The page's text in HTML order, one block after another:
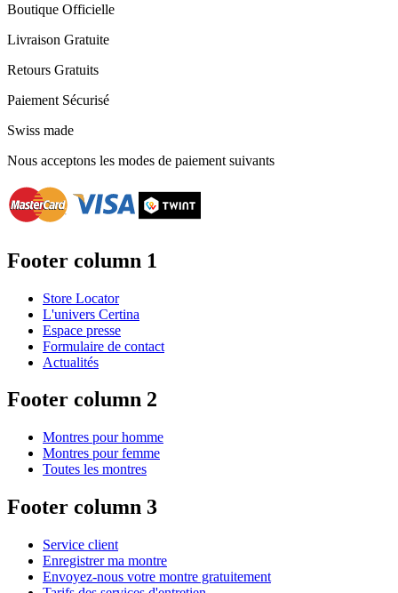
Boutique Officielle
Livraison Gratuite
Retours Gratuits
Paiement Sécurisé
Swiss made
Nous acceptons les modes de paiement suivants
Footer column 1
Store Locator
L'univers Certina
Espace presse
Formulaire de contact
Actualités
Footer column 2
Montres pour homme
Montres pour femme
Toutes les montres
Footer column 3
Service client
Enregistrer ma montre
Envoyez-nous votre montre gratuitement